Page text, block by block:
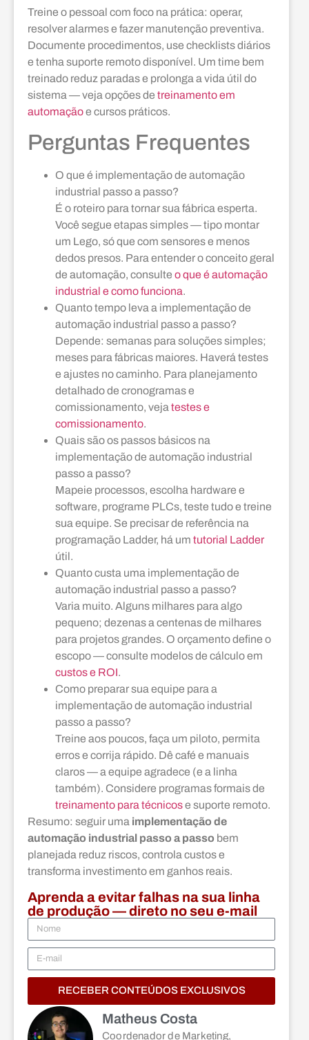
Treine o pessoal com foco na prática: operar,
resolver alarmes e fazer manutenção preventiva.
Documente procedimentos, use checklists diários
e tenha suporte remoto disponível. Um time bem
treinado reduz paradas e prolonga a vida útil do
sistema — veja opções de treinamento em
automaçãoe cursos práticos.
Perguntas Frequentes
O que é implementação de automação
industrial passo a passo?
É o roteiro para tornar sua fábrica esperta.
Você segue etapas simples — tipo montar
um Lego, só que com sensores e menos
dedos presos. Para entender o conceito geral
de automação, consulte o que é automação
industrial e como funciona.
Quanto tempo leva a implementação de
automação industrial passo a passo?
Depende: semanas para soluções simples;
meses para fábricas maiores. Haverá testes
e ajustes no caminho. Para planejamento
detalhado de cronogramas e
comissionamento, veja testes e
comissionamento.
Quais são os passos básicos na
implementação de automação industrial
passo a passo?
Mapeie processos, escolha hardware e
software, programe PLCs, teste tudo e treine
sua equipe. Se precisar de referência na
programação Ladder, há um tutorial Ladder
útil.
Quanto custa uma implementação de
automação industrial passo a passo?
Varia muito. Alguns milhares para algo
pequeno; dezenas a centenas de milhares
para projetos grandes. O orçamento define o
escopo — consulte modelos de cálculo em
custos e ROI.
Como preparar sua equipe para a
implementação de automação industrial
passo a passo?
Treine aos poucos, faça um piloto, permita
erros e corrija rápido. Dê café e manuais
claros — a equipe agradece (e a linha
também). Considere programas formais de
treinamento para técnicose suporte remoto.
Resumo: seguir uma implementação de
automação industrial passo a passo bem
planejada reduz riscos, controla custos e
transforma investimento em ganhos reais.
Aprenda a evitar falhas na sua linha
de produção — direto no seu e-mail
RECEBER CONTEÚDOS EXCLUSIVOS
Matheus Costa
Coordenador de Marketing,